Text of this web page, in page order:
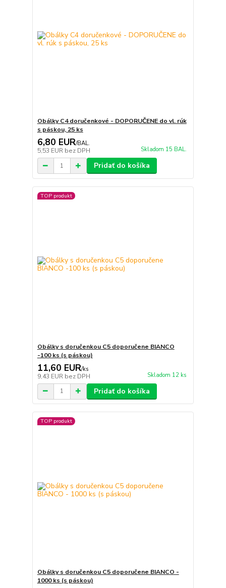
Obálky C4 doručenkové - DOPORUČENE do vl. rúk
s páskou, 25 ks
6,80 EUR/BAL.
5,53 EUR bez DPH Skladom 15 BAL.
Pridať do košíka
TOP produkt
Obálky s doručenkou C5 doporučene BIANCO
-100 ks (s páskou)
11,60 EUR/ks
9,43 EUR bez DPH Skladom 12 ks
Pridať do košíka
TOP produkt
Obálky s doručenkou C5 doporučene BIANCO -
1000 ks (s páskou)